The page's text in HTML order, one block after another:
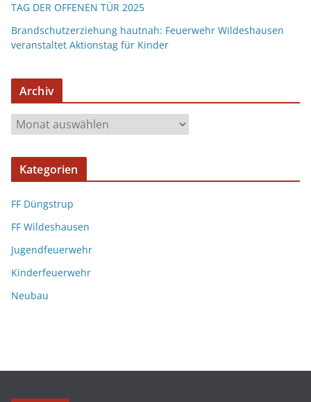
TAG DER OFFENEN TÜR 2025
Brandschutzerziehung hautnah: Feuerwehr Wildeshausen
veranstaltet Aktionstag für Kinder
Archiv
Kategorien
FF Düngstrup
FF Wildeshausen
Jugendfeuerwehr
Kinderfeuerwehr
Neubau